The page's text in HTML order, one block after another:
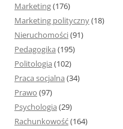
Marketing(176)
Marketing polityczny(18)
Nieruchomości(91)
Pedagogika (195)
Politologia (102)
Praca socjalna (34)
Prawo (97)
Psychologia (29)
Rachunkowość(164)